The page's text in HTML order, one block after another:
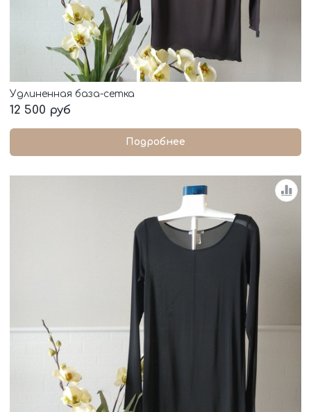
Удлиненная база-сетка
12 500 руб
Подробнее